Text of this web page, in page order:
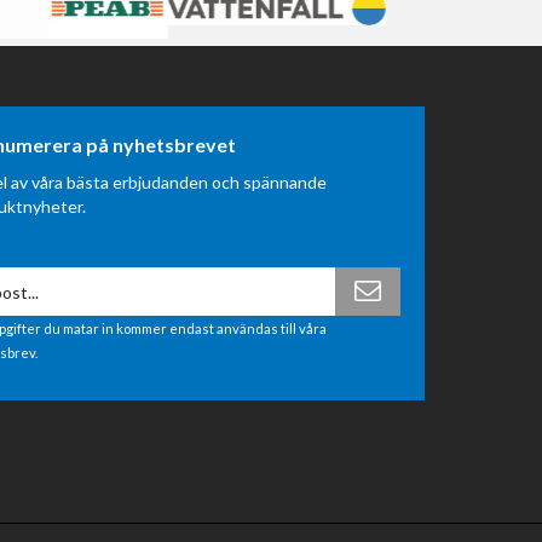
på nyhetsbrevet
av våra bästa erbjudanden och spännande
du matar in kommer endast användas till våra